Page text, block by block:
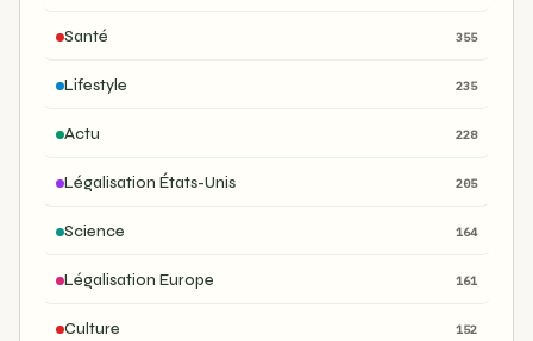
Santé 355
Lifestyle 235
Actu 228
Légalisation États-Unis 205
Science 164
Légalisation Europe 161
Culture 152